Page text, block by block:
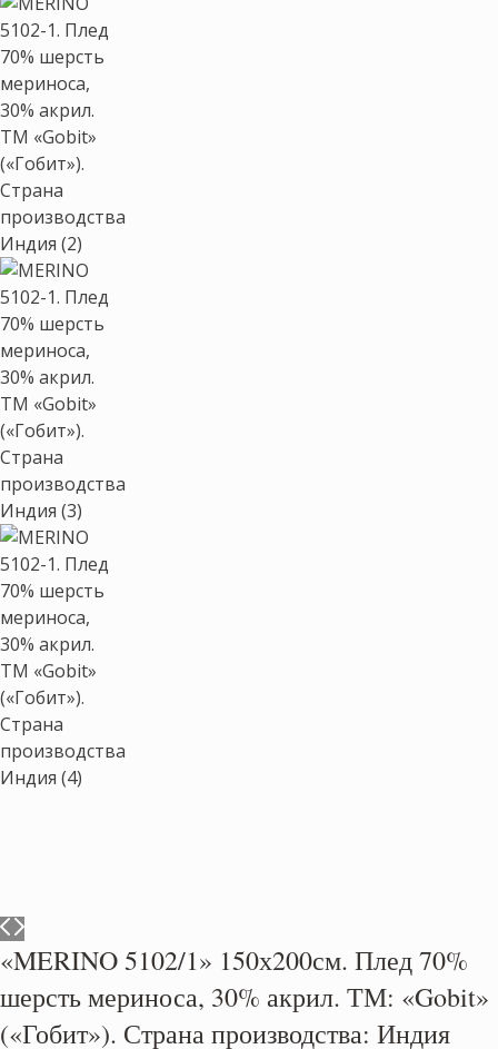
«MERINO 5102/1» 150х200см. Плед 70%
шерсть мериноса, 30% акрил. ТМ: «Gobit»
(«Гобит»). Страна производства: Индия